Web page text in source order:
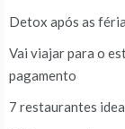
Detox após as
Vai viajar para o
pagamento
7 restaurantes